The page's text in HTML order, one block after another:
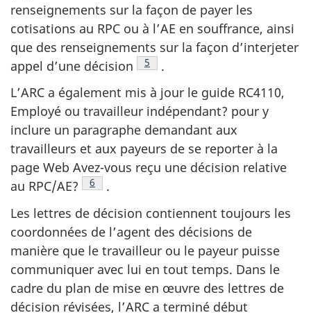
renseignements sur la façon de payer les
cotisations au RPC ou à l’AE en souffrance, ainsi
que des renseignements sur la façon d’interjeter
appel d’une décision
Note de bas de page
5
.
L’ARC a également mis à jour le guide RC4110,
Employé ou travailleur indépendant? pour y
inclure un paragraphe demandant aux
travailleurs et aux payeurs de se reporter à la
page Web Avez-vous reçu une décision relative
au RPC/AE?
Note de bas de page
6
.
Les lettres de décision contiennent toujours les
coordonnées de l’agent des décisions de
manière que le travailleur ou le payeur puisse
communiquer avec lui en tout temps. Dans le
cadre du plan de mise en œuvre des lettres de
décision révisées, l’ARC a terminé début